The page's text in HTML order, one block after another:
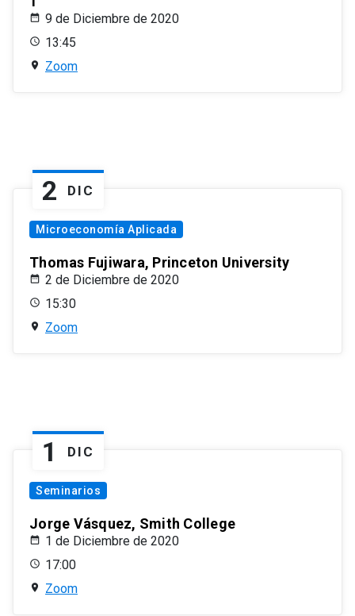
9 de Diciembre de 2020
13:45
Zoom
2 DIC
Microeconomía Aplicada
Thomas Fujiwara, Princeton University
2 de Diciembre de 2020
15:30
Zoom
1 DIC
Seminarios
Jorge Vásquez, Smith College
1 de Diciembre de 2020
17:00
Zoom